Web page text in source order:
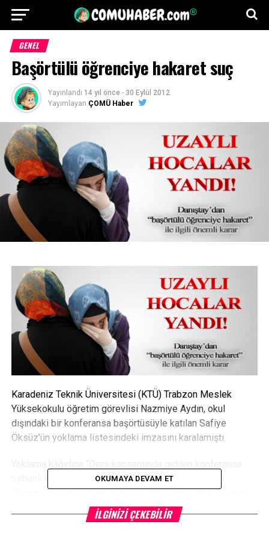
GENEL
Başörtülü öğrenciye hakaret suç
Yayınlandı 14 yıl önce - 30 Eylül 2012
Yayımlayan ÇOMÜ Haber
Karadeniz Teknik Üniversitesi (KTÜ) Trabzon Meslek
Yüksekokulu öğretim görevlisi Nazmiye Aydın, okul
dışındaki bir konferansa başörtüsüyle katılan Safiye
Öksüz’ün yoklama listesindeki imzasını karalamıştı.
türbanlı katıldı.” şeklinde not düşen Aydın, öğrencisi
Öksüz’ü devamsızlığını gerekçe göstererek final sınavına
da almamıştı. KTÜ’nün oluşturduğu kurul, Aydın’ı suçlu
bulurken, Danıştay da öğretim görevlisinin görevini kötüye
OKUMAYA DEVAM ET
İLGINIZI ÇEKEBILIR